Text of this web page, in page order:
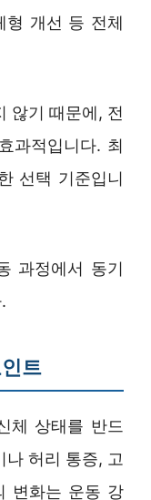
형 개선 등 전체
않기 때문에, 전
과적입니다. 최
선택 기준입니
과정에서 동기
트
체 상태를 반드
허리 통증, 고
변화는 운동 강